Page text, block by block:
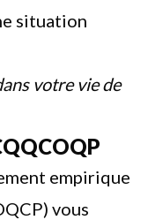
situation
votre vie de
empirique
vous